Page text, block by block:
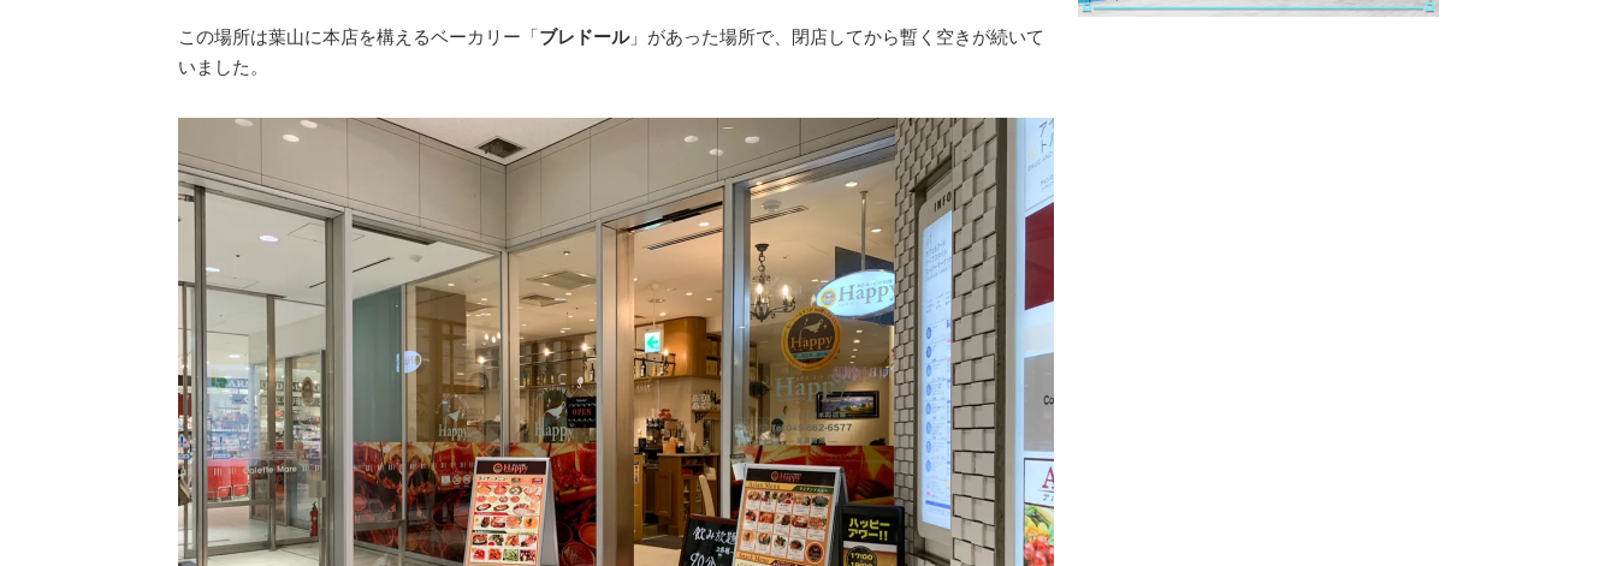
この場所は葉山に本店を構えるベーカリー「ブレドール」があった場所で、閉店してから暫く空きが続いて
いました。